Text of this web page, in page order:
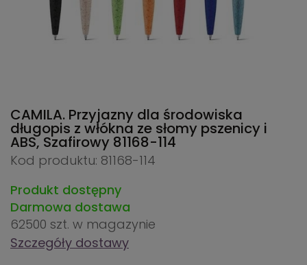
CAMILA. Przyjazny dla środowiska
długopis z włókna ze słomy pszenicy i
ABS, Szafirowy 81168-114
Kod produktu: 81168-114
Produkt dostępny
Darmowa dostawa
62500 szt. w magazynie
Szczegóły dostawy